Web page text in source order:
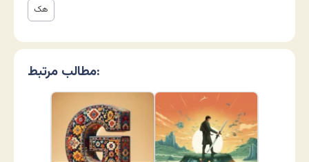
هک
مطالب مرتبط: